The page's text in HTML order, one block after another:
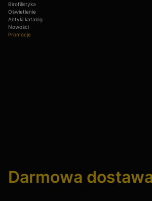
Birofilistyka
Oświetlenie
Antyki katalog
Nowości
Promocje
Darmowa